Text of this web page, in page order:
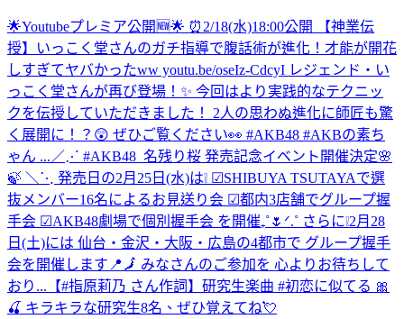
🌟Youtubeプレミア公開🆕🌟 ⏰2/18(水)18:00公開 【神業伝
授】いっこく堂さんのガチ指導で腹話術が進化！才能が開花
しすぎてヤバかったww youtu.be/oseIz-CdcyI レジェンド・い
っこく堂さんが再び登場！✨ 今回はより実践的なテクニッ
クを伝授していただきました！ 2人の思わぬ進化に師匠も驚
く展開に！？😲 ぜひご覧ください👀 #AKB48 #AKBの素ち
ゃん ... ／⋰ #AKB48_名残り桜 発売記念イベント開催決定🌸
🍃 ＼⋱ 発売日の2月25日(水)は❕ ☑︎SHIBUYA TSUTAYAで選
抜メンバー16名によるお見送り会 ☑︎都内3店舗でグループ握
手会 ☑︎AKB48劇場で個別握手会 を開催₊˚🌷ᐟ.˚ さらに❕2月28
日(土)には 仙台・金沢・大阪・広島の4都市で グループ握手
会を開催します📍🗾 みなさんのご参加を 心よりお待ちして
おり... 【#指原莉乃 さん作詞】研究生楽曲 #初恋に似てる 🎀
🍒 キラキラな研究生8名、ぜひ覚えてね💘